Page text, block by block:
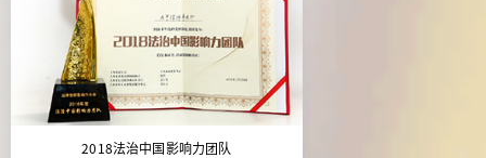
2018法治中国影响力团队